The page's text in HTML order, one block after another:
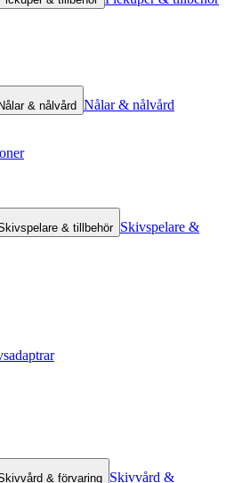
& nålvård Nålar & nålvård
& tillbehör Skivspelare &
& förvaring Skivvård &